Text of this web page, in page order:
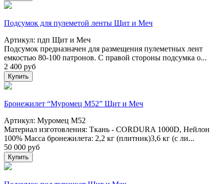
Подсумок для пулеметой ленты Щит и Меч
Артикул: пдп Щит и Меч
Подсумок предназначен для размещения пулеметных лент
емкостью 80-100 патронов. С правой стороны подсумка о...
2 400 руб
Купить
Бронежилет “Муромец М52” Щит и Меч
Артикул: Муромец М52
Материал изготовления: Ткань - CORDURA 1000D, Нейлон
100% Масса бронежилета: 2,2 кг (плитник)3,6 кг (с ли...
50 000 руб
Купить